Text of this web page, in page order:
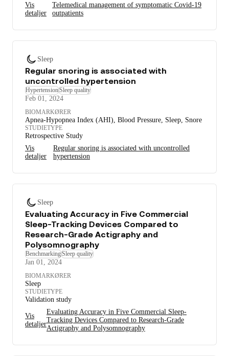
Vis
detaljer
Telemedical management of symptomatic Covid-19
outpatients
Sleep
Regular snoring is associated with
uncontrolled hypertension
HypertensionSleep quality
Feb 01, 2024
BIOMARKØRER
Apnea-Hypopnea Index (AHI), Blood Pressure, Sleep, Snore
STUDIETYPE
Retrospective Study
Vis
detaljer
Regular snoring is associated with uncontrolled
hypertension
Sleep
Evaluating Accuracy in Five Commercial
Sleep-Tracking Devices Compared to
Research-Grade Actigraphy and
Polysomnography
BenchmarkingSleep quality
Jan 01, 2024
BIOMARKØRER
Sleep
STUDIETYPE
Validation study
Vis
detaljer
Evaluating Accuracy in Five Commercial Sleep-
Tracking Devices Compared to Research-Grade
Actigraphy and Polysomnography